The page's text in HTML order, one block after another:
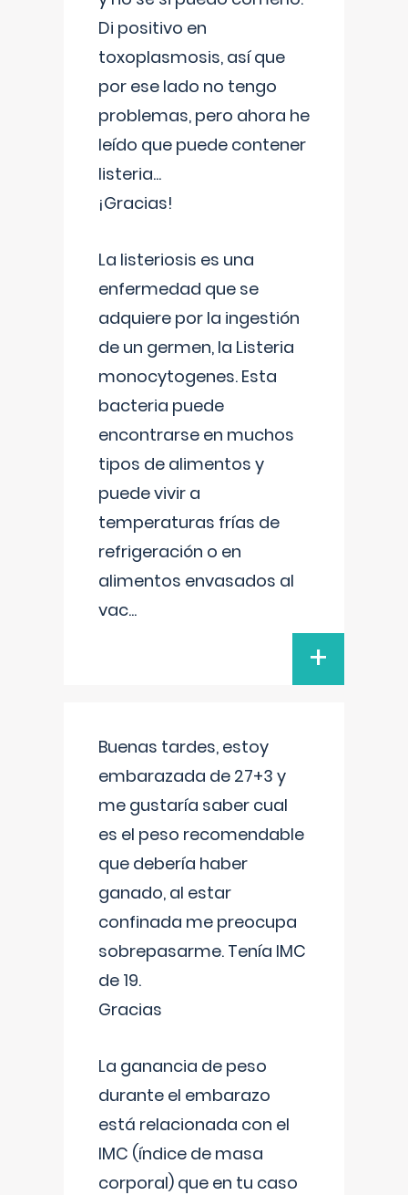
Di positivo en
toxoplasmosis, así que
por ese lado no tengo
problemas, pero ahora he
leído que puede contener
listeria...
¡Gracias!
La listeriosis es una
enfermedad que se
adquiere por la ingestión
de un germen, la Listeria
monocytogenes. Esta
bacteria puede
encontrarse en muchos
tipos de alimentos y
puede vivir a
temperaturas frías de
refrigeración o en
alimentos envasados al
vac...
+
Buenas tardes, estoy
embarazada de 27+3 y
me gustaría saber cual
es el peso recomendable
que debería haber
ganado, al estar
confinada me preocupa
sobrepasarme. Tenía IMC
de 19.
Gracias
La ganancia de peso
durante el embarazo
está relacionada con el
IMC (índice de masa
corporal) que en tu caso